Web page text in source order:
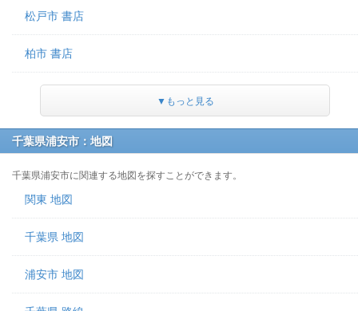
松戸市 書店
柏市 書店
▼もっと見る
千葉県浦安市：地図
千葉県浦安市に関連する地図を探すことができます。
関東 地図
千葉県 地図
浦安市 地図